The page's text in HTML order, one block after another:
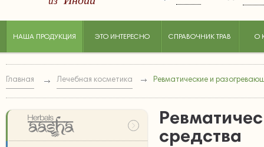
НАША ПРОДУКЦИЯ ЭТО ИНТЕРЕСНО СПРАВОЧНИК ТРАВ О
Главная Лечебная косметика Ревматические и
средства